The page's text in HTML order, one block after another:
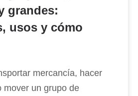
grandes:
usos y cómo
mercancía, hacer
mover un grupo de